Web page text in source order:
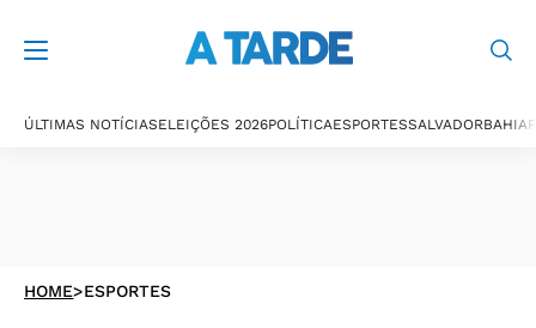
ÚLTIMAS NOTÍCIASELEIÇÕES 2026POLÍTICAESPORTESSALVADORBAHIA
HOME>ESPORTES